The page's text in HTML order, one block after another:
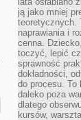
ją jako mniej
teoretycznych.
naprawiania i
cenna.
toczyć, lepić
sprawność
dokładności,
do procesu. To
daleko poza
dlatego
kursów,